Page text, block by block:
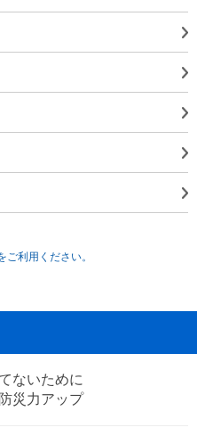
利用ください。
ないために
災力アップ